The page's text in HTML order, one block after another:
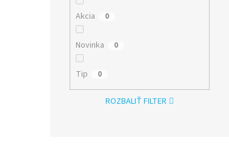
Akcia 0
Novinka 0
Tip 0
ROZBALIŤ FILTER